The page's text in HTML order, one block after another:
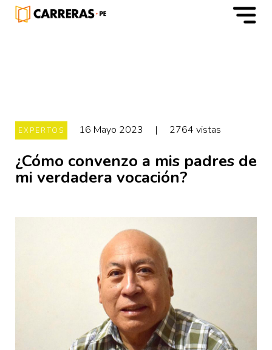
m
EXPERTOS 16 Mayo 2023 | 2764 vistas
¿Cómo convenzo a mis padres de
mi verdadera vocación?